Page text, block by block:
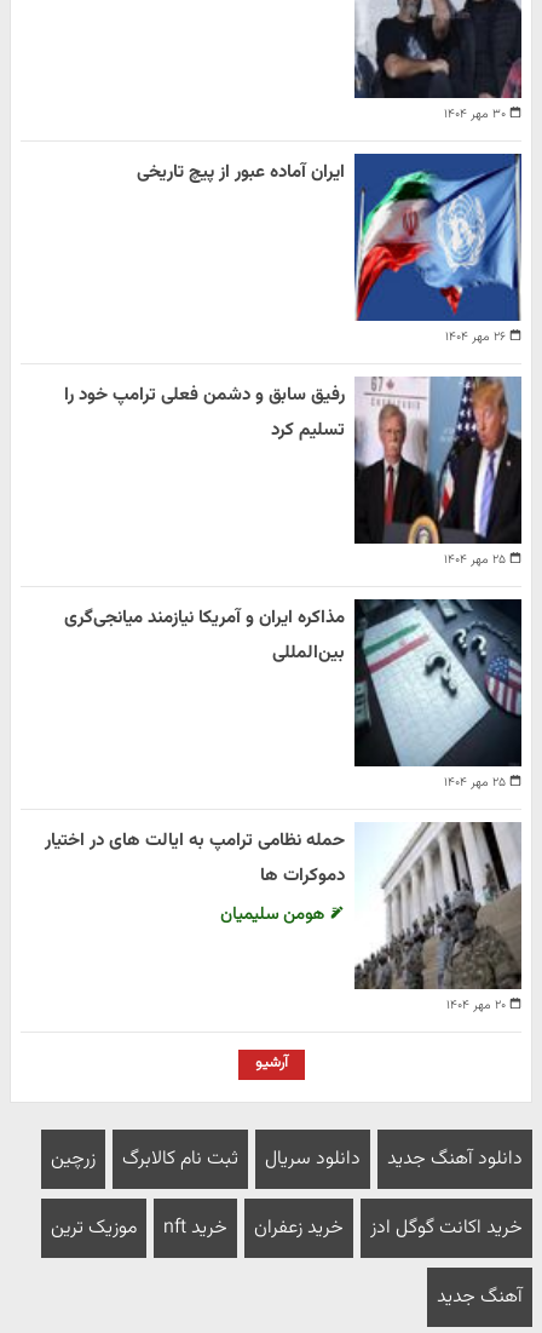
۳۰ مهر ۱۴۰۴
۲۶ مهر ۱۴۰۴
ایران آماده عبور از پیچ تاریخی
۲۵ مهر ۱۴۰۴
رفیق سابق و دشمن فعلی ترامپ خود را
تسلیم کرد
۲۵ مهر ۱۴۰۴
مذاکره ایران و آمریکا نیازمند میانجی‌گری
بین‌المللی
۲۰ مهر ۱۴۰۴
حمله نظامی ترامپ به ایالت های در اختیار
دموکرات ها
هومن سلیمیان
آرشیو
دانلود آهنگ جدید دانلود سریال ثبت نام کالابرگ زرچین
خرید اکانت گوگل ادز خرید زعفران خرید nft موزیک ترین
آهنگ جدید